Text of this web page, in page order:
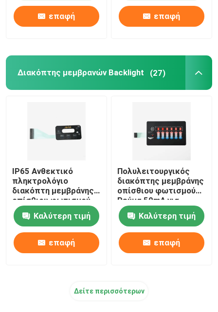
Διακόπτης μεμβρανών PCB
Ακρυλικός πίνακας διακόπτη
διακόπτης πληκτρολογίων μεμβρανών
Όργανο οδοντικής ομορφιάς
επαφή επαφή
Διακόπτης μεμβρανών Backlight (27)
IP65 Ανθεκτικό
πληκτρολόγιο
διακόπτη μεμβράνης
οπίσθιου φωτισμού
με παράθυρο
πολλαπλών χρήσεων
Καλύτερη τιμή
επαφή
Πολυλειτουργικός
διακόπτης μεμβράνης
οπίσθιου φωτισμού
Ρεύμα 50mA για
Automotive Medical
Καλύτερη τιμή
επαφή
Δείτε περισσότερων